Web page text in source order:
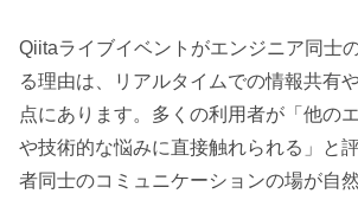
Qiitaライブイベントがエンジニア同士
る理由は、リアルタイムでの情報共有
点にあります。多くの利用者が「他の
や技術的な悩みに直接触れられる」と
者同士のコミュニケーションの場が自